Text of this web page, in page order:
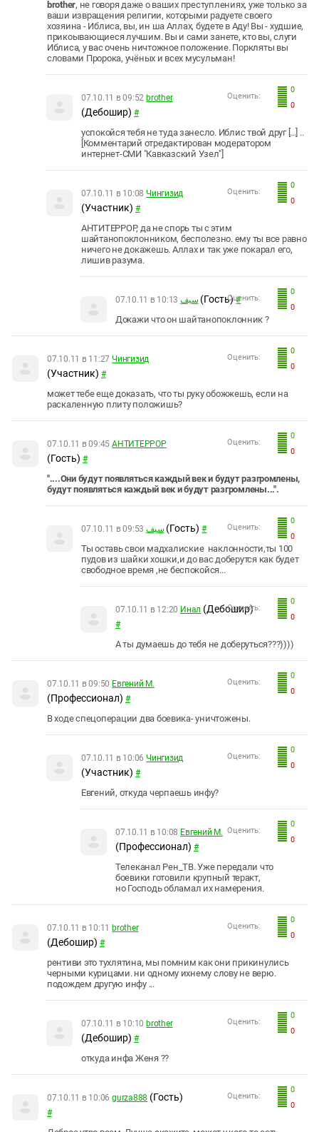
brother, не говоря даже о ваших преступлениях, уже только за
ваши извращения религии, которыми радуете своего
хозяина - Иблиса, вы, ин ша Аллах, будете в Аду! Вы - худшие,
прикоывающиеся лучшим. Вы и сами занете, кто вы, слуги
Иблиса, у вас очень ничтожное положение. Поркляты вы
словами Пророка, учёных и всех мусульман!
0
0
Оценить:
07.10.11 в 09:52 brother
(Дебошир) #
успокойся тебя не туда занесло. Иблис твой друг [...] ..
[Комментарий отредактирован модератором
интернет-СМИ "Кавказский Узел"]
0
0
Оценить:
07.10.11 в 10:08 Чингизид
(Участник) #
АНТИТЕРРОР, да не спорь ты с этим
шайтанопоклонником, бесполезно. ему ты все равно
ничего не докажешь. Аллах и так уже покарал его,
лишив разума.
0
0
Оценить:
07.10.11 в 10:13 سيف (Гость) #
Докажи что он шайтанопоклонник ?
0
0
Оценить:
07.10.11 в 11:27 Чингизид
(Участник) #
может тебе еще доказать, что ты руку обожжешь, если на
раскаленную плиту положишь?
0
0
Оценить:
07.10.11 в 09:45 АНТИТEPPOP
(Гость) #
"....Они будут появляться каждый век и будут разгромлены,
будут появляться каждый век и будут разгромлены...".
0
0
Оценить:
07.10.11 в 09:53 سيف (Гость) #
Ты оставь свои мадхалиские наклонности,ты 100
пудов из шайки хошки,и до вас доберутся как будет
свободное время ,не беспокойся...
0
0
Оценить:
07.10.11 в 12:20 Инал (Дебошир)
#
А ты думаешь до тебя не доберуться???))))
0
0
Оценить:
07.10.11 в 09:50 Евгений М.
(Профессионал) #
В ходе спецоперации два боевика- уничтожены.
0
0
Оценить:
07.10.11 в 10:06 Чингизид
(Участник) #
Евгений, откуда черпаешь инфу?
0
0
Оценить:
07.10.11 в 10:08 Евгений М.
(Профессионал) #
Телеканал Рен_ТВ. Уже передали что
боевики готовили крупный теракт,
но Господь обламал их намерения.
0
0
Оценить:
07.10.11 в 10:11 brother
(Дебошир) #
рентиви это тухлятина, мы помним как они прикинулись
черными курицами. ни одному ихнему слову не верю.
подождем другую инфу ...
0
0
Оценить:
07.10.11 в 10:10 brother
(Дебошир) #
откуда инфа Женя ??
0
0
Оценить:
07.10.11 в 10:06 gurza888 (Гость)
#